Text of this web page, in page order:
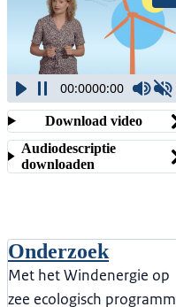
00:0000:00
Download video
Audiodescriptie
downloaden
Onderzoek
Met het Windenergie op
zee ecologisch